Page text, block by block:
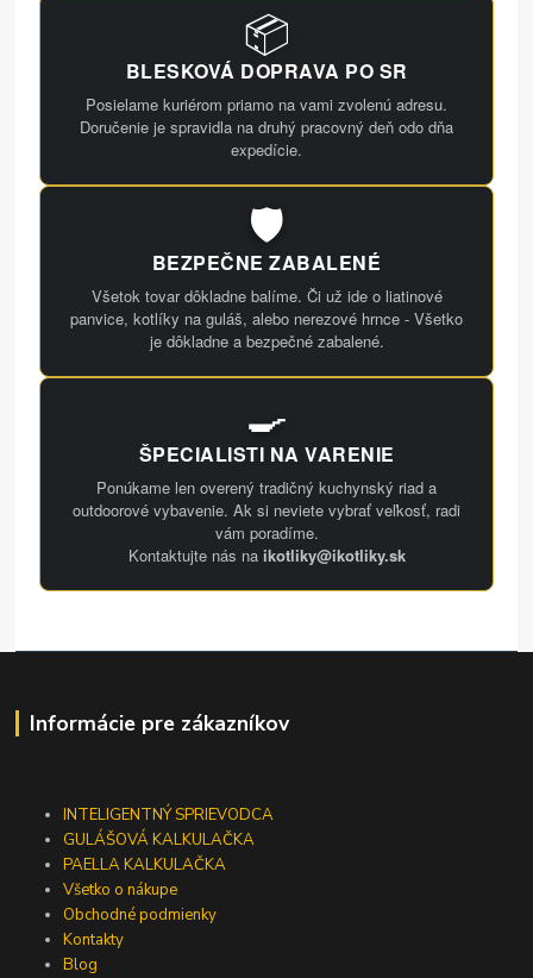
📦
BLESKOVÁ DOPRAVA PO SR
Posielame kuriérom priamo na vami zvolenú adresu.
Doručenie je spravidla na druhý pracovný deň odo dňa
expedície.
🛡️
BEZPEČNE ZABALENÉ
Všetok tovar dôkladne balíme. Či už ide o liatinové
panvice, kotlíky na guláš, alebo nerezové hrnce - Všetko
je dôkladne a bezpečné zabalené.
🍳
ŠPECIALISTI NA VARENIE
Ponúkame len overený tradičný kuchynský riad a
outdoorové vybavenie. Ak si neviete vybrať veľkosť, radi
vám poradíme.
Kontaktujte nás na ikotliky@ikotliky.sk
Informácie pre zákazníkov
INTELIGENTNÝ SPRIEVODCA
GULÁŠOVÁ KALKULAČKA
PAELLA KALKULAČKA
Všetko o nákupe
Obchodné podmienky
Kontakty
Blog